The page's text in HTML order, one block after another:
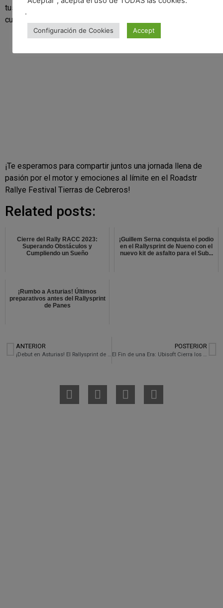
tus sentidos para sentir la velocidad y la adrenalina en cada
curva de este emocionante evento.
¡Te esperamos para compartir juntos una jornada llena de
pasión por el motor y emociones al límite en el Roadstr
Rallye Festival Tierras de Cebreros!
Related posts:
Cierre del Rally RACC 2023:
Superando Obstáculos y
Cumpliendo un Sueño
¡Guillem Serna conquista el podio
en el Rallysprint de Nueno con el
nuevo kit de asfalto para el Sub...
¡Rumbo a Asturias! Últimos
preparativos antes del Rallysprint
de Panes
ANTERIOR
¡Debut en Asturias! El Rallysprint de Panes nos lleva al límite sobre las míticas carreteras de Llanes
POSTERIOR
El Fin de una Era: Ubisoft Cierra los Servidores de ‘The Crew’ Después de 10 Años
.
Configuración de Cookies Accept